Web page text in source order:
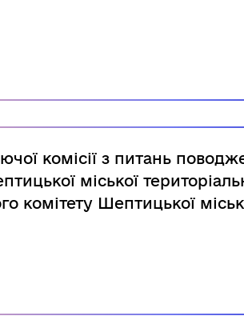
комісії з питань
міської
комітету Шептицької